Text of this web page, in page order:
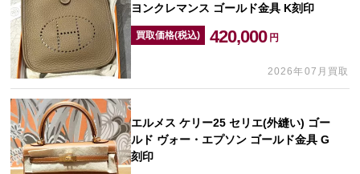
ヨンクレマンス ゴールド金具 K刻印
買取価格(税込) 420,000 円
2026年07月買取
エルメス ケリー25 セリエ(外縫い) ゴー
ルド ヴォー・エプソン ゴールド金具 G
刻印